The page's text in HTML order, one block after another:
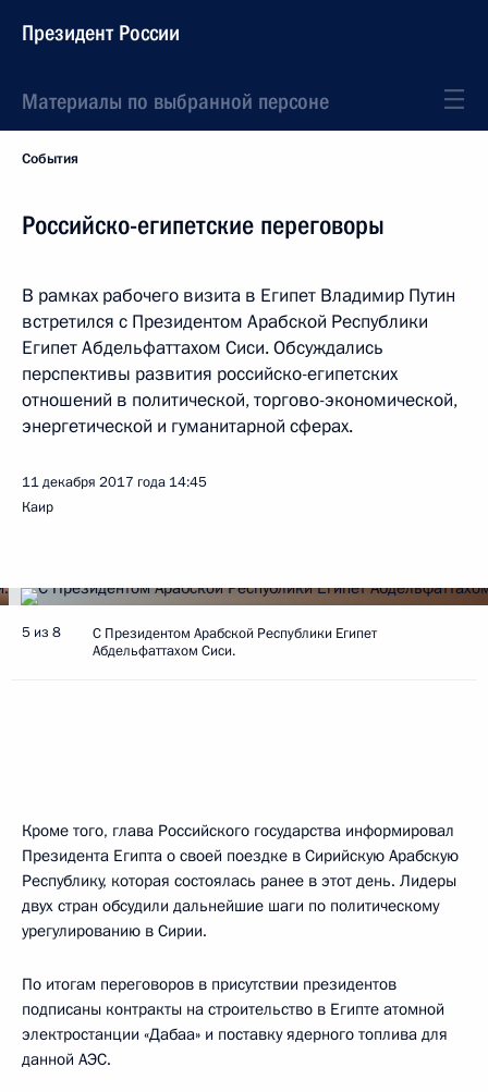
Президент России
Материалы по выбранной персоне
События
Российско-египетские переговоры
В рамках рабочего визита в Египет Владимир Путин
встретился с Президентом Арабской Республики
Египет Абдельфаттахом Сиси. Обсуждались
перспективы развития российско-египетских
отношений в политической, торгово-экономической,
энергетической и гуманитарной сферах.
11 декабря 2017 года 14:45
Каир
5 из 8
С Президентом Арабской Республики Египет
Абдельфаттахом Сиси.
Кроме того, глава Российского государства информировал
Президента Египта о своей поездке в Сирийскую Арабскую
Республику, которая состоялась ранее в этот день. Лидеры
двух стран обсудили дальнейшие шаги по политическому
урегулированию в Сирии.
По итогам переговоров в присутствии президентов
подписаны контракты на строительство в Египте атомной
электростанции «Дабаа» и поставку ядерного топлива для
данной АЭС.